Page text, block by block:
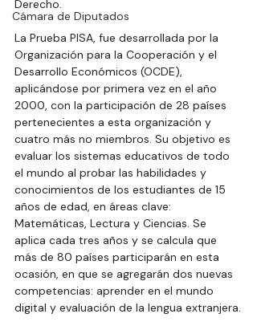
Cámara de Diputados
Derecho.
La Prueba PISA, fue desarrollada por la
Organización para la Cooperación y el
Desarrollo Económicos (OCDE),
aplicándose por primera vez en el año
2000, con la participación de 28 países
pertenecientes a esta organización y
cuatro más no miembros. Su objetivo es
evaluar los sistemas educativos de todo
el mundo al probar las habilidades y
conocimientos de los estudiantes de 15
años de edad, en áreas clave:
Matemáticas, Lectura y Ciencias. Se
aplica cada tres años y se calcula que
más de 80 países participarán en esta
ocasión, en que se agregarán dos nuevas
competencias: aprender en el mundo
digital y evaluación de la lengua extranjera.